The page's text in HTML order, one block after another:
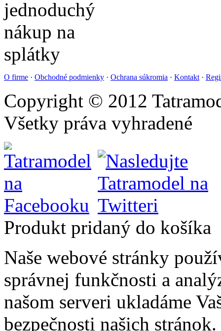
O firme · Obchodné podmienky · Ochrana súkromia · Kontakt ·
Copyright © 2012
Všetky práva vyhradené
Produkt pridaný do košíka
Naše webové stránky
správnej funkčnosti a
našom serveri ukladáme
bezpečnosti našich